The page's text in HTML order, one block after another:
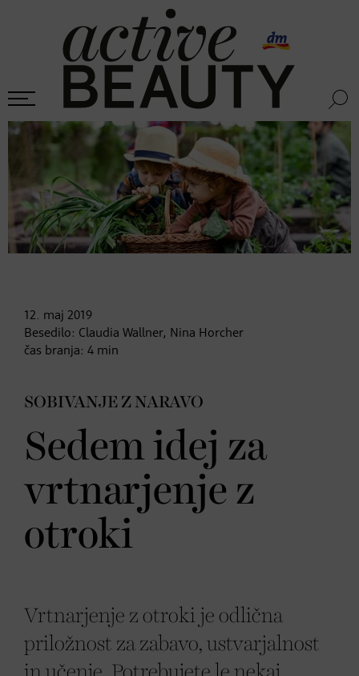
12. maj 2019
Besedilo: Claudia Wallner, Nina Horcher
čas branja: 4 min
SOBIVANJE Z NARAVO
Sedem idej za
vrtnarjenje z
otroki
Vrtnarjenje z otroki je odlična
priložnost za zabavo, ustvarjalnost